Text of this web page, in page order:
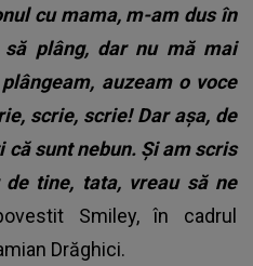
cu mama, m-am dus în
plâng, dar nu mă mai
auzeam o voce
scrie, scrie! Dar așa, de
sunt nebun. Și am scris
tine, tata, vreau să ne
Smiley, în cadrul
Drăghici.